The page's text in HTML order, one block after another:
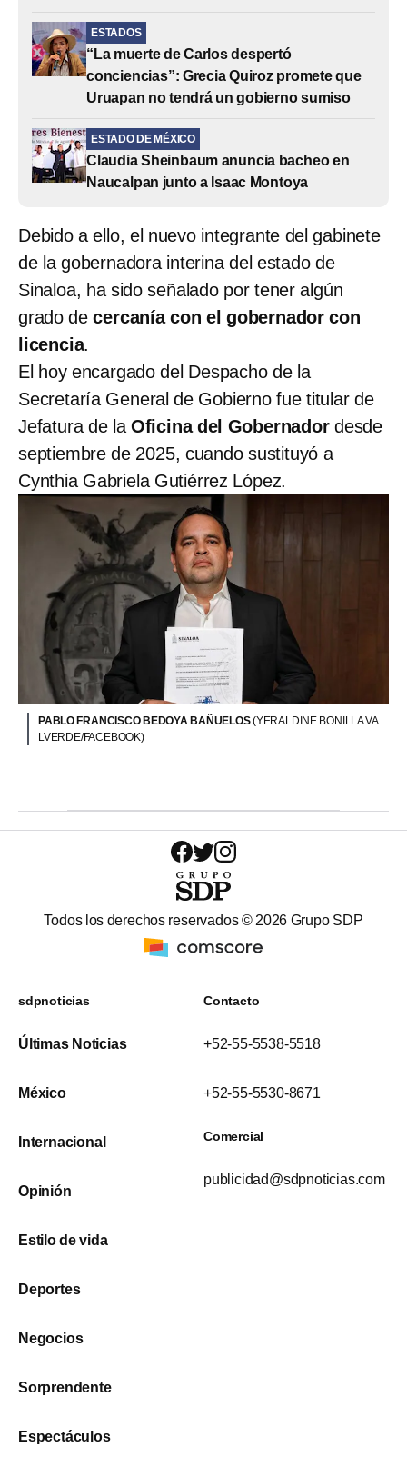
ESTADOS
“La muerte de Carlos despertó
conciencias”: Grecia Quiroz promete que
Uruapan no tendrá un gobierno sumiso
ESTADO DE MÉXICO
Claudia Sheinbaum anuncia bacheo en
Naucalpan junto a Isaac Montoya
Debido a ello, el nuevo integrante del gabinete
de la gobernadora interina del estado de
Sinaloa, ha sido señalado por tener algún
grado decercanía con el gobernador con
licencia.
El hoy encargado del Despacho de la
Secretaría General de Gobierno fue titular de
Jefatura de la Oficina del Gobernadordesde
septiembre de 2025, cuando sustituyó a
Cynthia Gabriela Gutiérrez López.
PABLO FRANCISCO BEDOYA BAÑUELOS(YERALDINE BONILLA VA
LVERDE/FACEBOOK)
Todos los derechos reservados © 2026 Grupo SDP
sdpnoticias
Últimas Noticias
México
Internacional
Opinión
Estilo de vida
Deportes
Negocios
Sorprendente
Espectáculos
Contacto
+52-55-5538-5518
+52-55-5530-8671
Comercial
publicidad@sdpnoticias.com